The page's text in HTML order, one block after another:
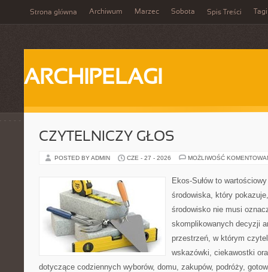
Strona główna Archiwum Marzec Sobota Spis Treści Tagi
ARCHIPELAGI
CZYTELNICZY GŁOS
POSTED BY ADMIN CZE - 27 - 2026 MOŻLIWOŚĆ
Ekos-Sułów to
środowiska, który
środowisko nie musi
skomplikowanych decyzji
przestrzeń, w którym
wskazówki, ciekawostki
dotyczące codziennych wyborów, domu, zakupów, podróży,